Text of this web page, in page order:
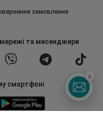
замовлення
та месенджери
смартфоні
x